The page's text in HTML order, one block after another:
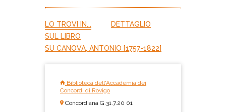
LO TROVI IN...
DETTAGLIO
SUL LIBRO
SU CANOVA, ANTONIO [1757-1822]
Biblioteca dell'Accademia dei
Concordi di Rovigo
Concordiana G.31.7.20 01